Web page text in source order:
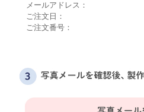
メールアドレス：
ご注文日：
ご注文番号：